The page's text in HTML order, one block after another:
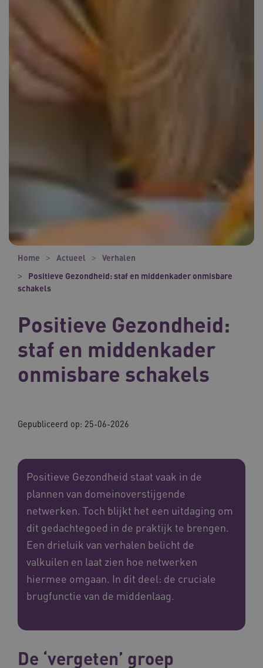
Home Actueel
Verhalen
Positieve Gezondheid: staf en middenkader onmisbare
schakels
Positieve Gezondheid:
staf en middenkader
onmisbare schakels
Gepubliceerd op: 25-06-2026
Positieve Gezondheid staat vaak in de
plannen van domeinoverstijgende
netwerken. Toch blijkt het een uitdaging om
dit gedachtegoed in de praktijk te brengen.
Een drieluik van verhalen belicht de
valkuilen en laat zien hoe netwerken
hiermee omgaan. In dit deel: de cruciale
brugfunctie van de middenlaag.
De ‘vergeten’ groep